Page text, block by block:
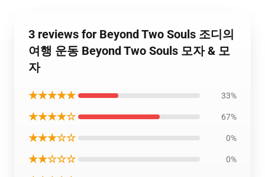
3 reviews for Beyond Two Souls 조디의
여행 운동 Beyond Two Souls 모자 & 모
자
★★★★★ 33%
★★★★☆ 67%
★★★☆☆ 0%
★★☆☆☆ 0%